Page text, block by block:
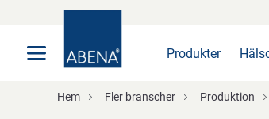
Produkter
Hem Fler branscher Produktion